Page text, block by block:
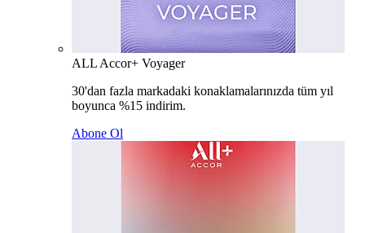
ALL Accor+ Voyager
30'dan fazla markadaki konaklamalarınızda tüm yıl
boyunca %15 indirim.
Abone Ol